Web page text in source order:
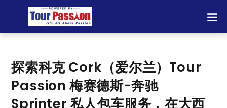
探索科克 Cork（爱尔兰）Tour
Passion 梅赛德斯-奔驰
Sprinter 私人包车服务，在大西